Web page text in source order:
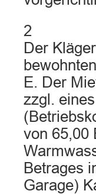
2
Der
E. Der
zzgl.
von 65,00
Betrages
Garage)